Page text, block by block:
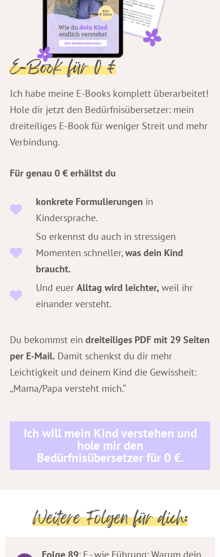
E-Book für 0 €
Ich habe meine E-Books komplett überarbeitet!
Hole dir jetzt den Bedürfnisübersetzer: mein
dreiteiliges E-Book für weniger Streit und mehr
Verbindung.
Für genau 0 € erhältst du
konkrete Formulierungen in
Kindersprache.
So erkennst du auch in stressigen
Momenten schneller,was dein Kind
braucht.
Und euerAlltag wird leichter,weil ihr
einander versteht.
Du bekommst ein dreiteiliges PDF mit 29 Seiten
per E-Mail. Damit schenkst du dir mehr
Leichtigkeit und deinem Kind die Gewissheit:
„Mama/Papa versteht mich.“
Ich will mein Kind verstehen und
hole mir den
Bedürfnisübersetzer für 0 €.
Weitere Folgen für dich:
Folge 89: F - wie Führung: Warum dein